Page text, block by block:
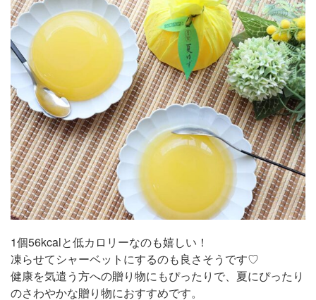
1個56kcalと低カロリーなのも嬉しい！
凍らせてシャーベットにするのも良さそうです♡
健康を気遣う方への贈り物にもぴったりで、夏にぴったり
のさわやかな贈り物におすすめです。